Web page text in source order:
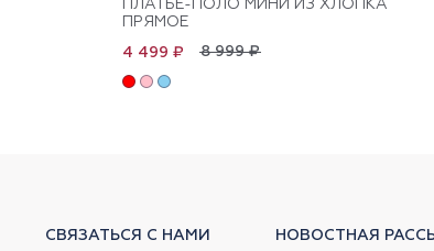
ПЛАТЬЕ-ПОЛО МИНИ ИЗ ХЛОПКА
ПРЯМОЕ
8 999 ₽
4 499 ₽
СВЯЗАТЬСЯ С НАМИ НОВОСТНАЯ